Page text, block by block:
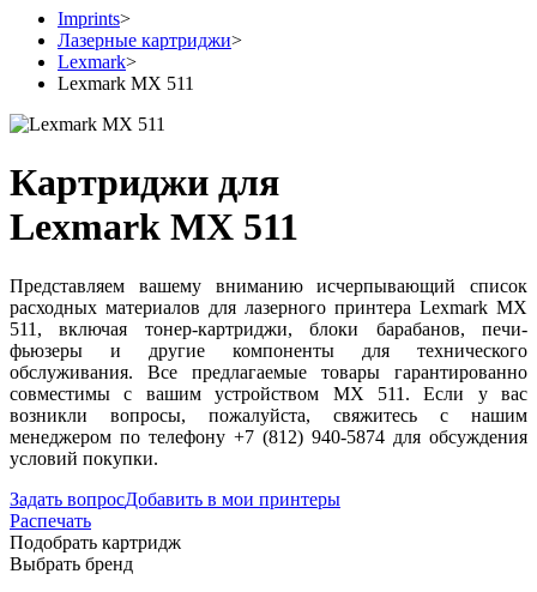
Imprints>
Лазерные картриджи>
Lexmark>
Lexmark MX 511
Картриджи для
Lexmark MX 511
Представляем вашему вниманию исчерпывающий список
расходных материалов для лазерного принтера Lexmark MX
511, включая тонер-картриджи, блоки барабанов, печи-
фьюзеры и другие компоненты для технического
обслуживания. Все предлагаемые товары гарантированно
совместимы с вашим устройством MX 511. Если у вас
возникли вопросы, пожалуйста, свяжитесь с нашим
менеджером по телефону +7 (812) 940-5874 для обсуждения
условий покупки.
Задать вопросДобавить в мои принтеры
Распечать
Подобрать картридж
Выбрать бренд